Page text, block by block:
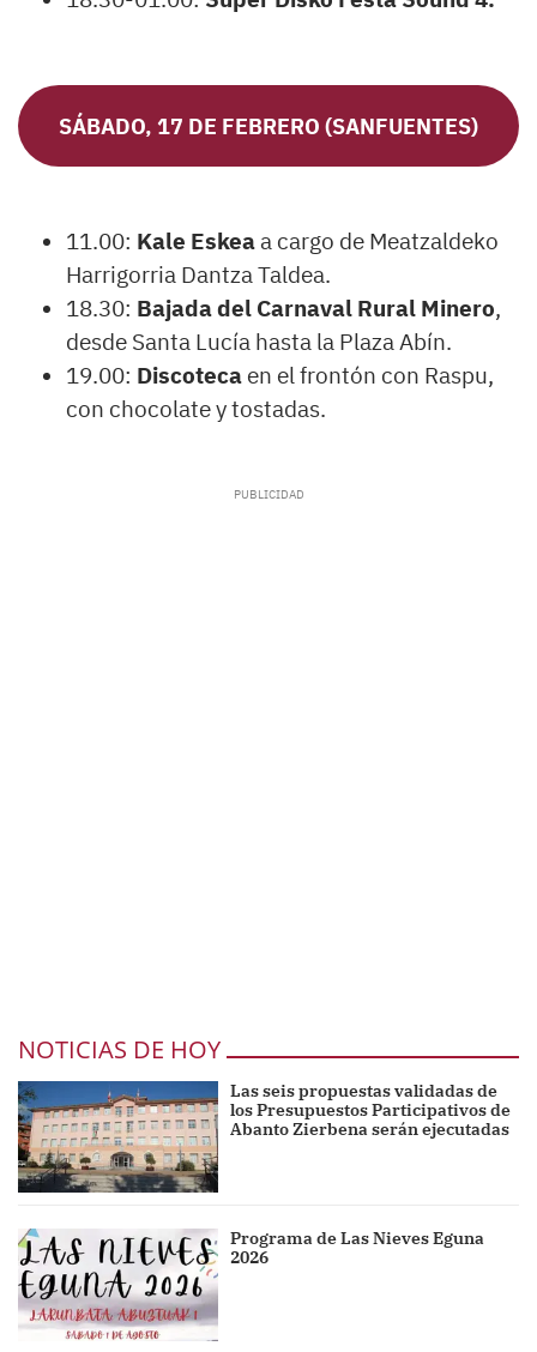
SÁBADO, 17 DE FEBRERO (SANFUENTES)
11.00: Kale Eskea a cargo de Meatzaldeko
Harrigorria Dantza Taldea.
18.30: Bajada del Carnaval Rural Minero,
desde Santa Lucía hasta la Plaza Abín.
19.00: Discoteca en el frontón con Raspu,
con chocolate y tostadas.
NOTICIAS DE HOY
Las seis propuestas validadas de
los Presupuestos Participativos de
Abanto Zierbena serán ejecutadas
Programa de Las Nieves Eguna
2026